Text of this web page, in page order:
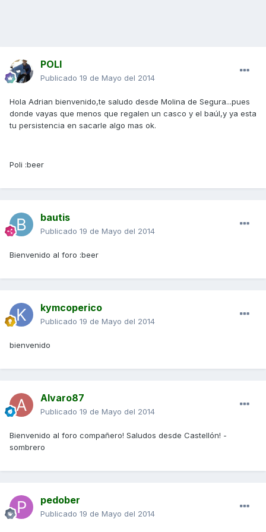
POLI
Publicado 19 de Mayo del 2014
Hola Adrian bienvenido,te saludo desde Molina de Segura...pues
donde vayas que menos que regalen un casco y el baúl,y ya esta
tu persistencia en sacarle algo mas ok.
Poli :beer
bautis
Publicado 19 de Mayo del 2014
Bienvenido al foro :beer
kymcoperico
Publicado 19 de Mayo del 2014
bienvenido
Alvaro87
Publicado 19 de Mayo del 2014
Bienvenido al foro compañero! Saludos desde Castellón! -
sombrero
pedober
Publicado 19 de Mayo del 2014